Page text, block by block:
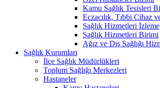
Kamu Sağlık Tesisleri
Eczacılık, Tıbbi Cihaz
Sağlık Hizmetleri
Sağlık Hizmetleri Birimi
Ağız ve Diş Sağlığı
Sağlık Kurumları
İlçe Sağlık Müdürlükleri
Toplum Sağlığı Merkezleri
Hastaneler